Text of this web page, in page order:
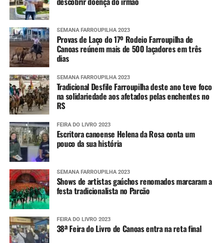
SEMANA FARROUPILHA 2023
Provas de Laço do 17º Rodeio Farroupilha de
Canoas reúnem mais de 500 laçadores em três
dias
SEMANA FARROUPILHA 2023
Tradicional Desfile Farroupilha deste ano teve foco
na solidariedade aos afetados pelas enchentes no
RS
FEIRA DO LIVRO 2023
Escritora canoense Helena da Rosa conta um
pouco da sua história
SEMANA FARROUPILHA 2023
Shows de artistas gaúchos renomados marcaram a
festa tradicionalista no Parcão
FEIRA DO LIVRO 2023
38ª Feira do Livro de Canoas entra na reta final